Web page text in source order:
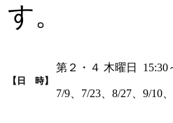
す。
【日 時】
第２・４ 木曜日 15:30
7/9、7/23、8/27、9/10